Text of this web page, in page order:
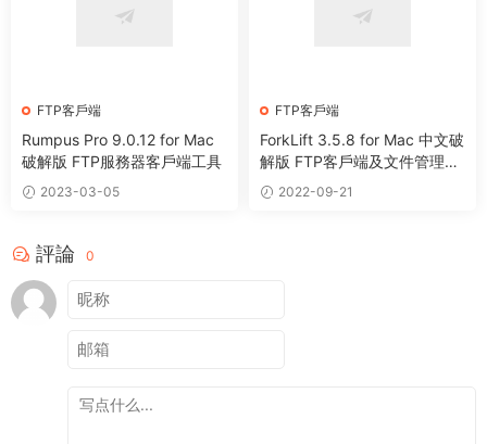
FTP客戶端
Rumpus Pro 9.0.12 for Mac
破解版 FTP服務器客戶端工具
2023-03-05
FTP客戶端
ForkLift 3.5.8 for Mac 中文破
解版 FTP客戶端及文件管理工
具 2022-09-21
評論 0